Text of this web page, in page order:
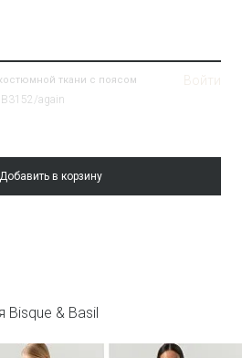
ткани с поясом
B3152/again
Войти
кроя
Добавить в корзину
Bisque & Basil